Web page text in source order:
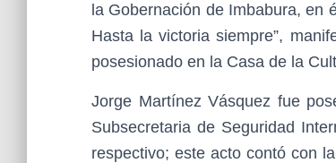
la Gobernación de Imbabura, en
Hasta la victoria siempre”,
posesionado en la Casa de la
Jorge Martínez Vásquez fue
Subsecretaria de Seguridad
respectivo; este acto contó con